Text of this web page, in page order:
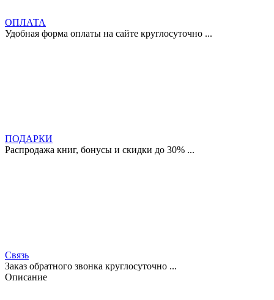
ОПЛАТА
Удобная форма оплаты на сайте круглосуточно ...
ПОДАРКИ
Распродажа книг, бонусы и скидки до 30% ...
Связь
Заказ обратного звонка круглосуточно ...
Описание